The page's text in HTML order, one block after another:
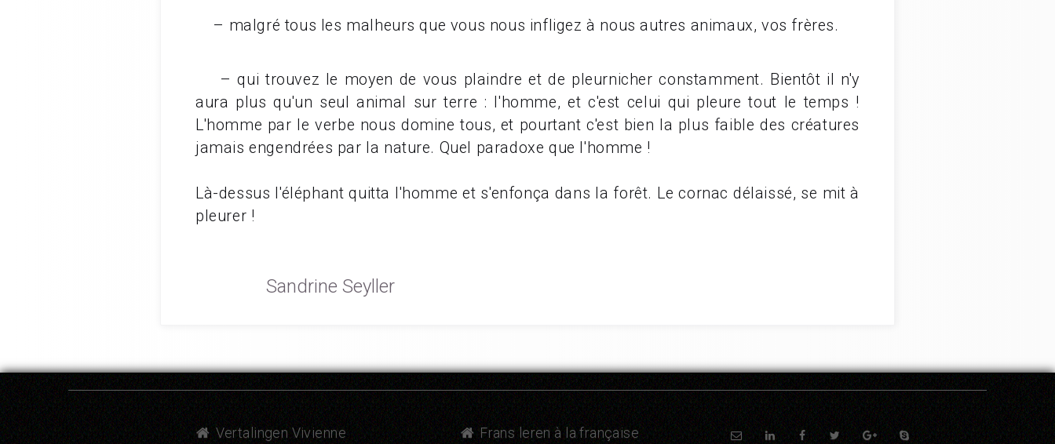
– malgré tous les malheurs que vous nous infligez à nous autres animaux, vos frères.
– qui trouvez le moyen de vous plaindre et de pleurnicher constamment. Bientôt il n'y
aura plus qu'un seul animal sur terre : l'homme, et c'est celui qui pleure tout le temps !
L'homme par le verbe nous domine tous, et pourtant c'est bien la plus faible des créatures
jamais engendrées par la nature. Quel paradoxe que l'homme !
Là-dessus l'éléphant quitta l'homme et s'enfonça dans la forêt. Le cornac délaissé, se mit à
pleurer !
Sandrine Seyller
Vertalingen Vivienne Frans leren à la française